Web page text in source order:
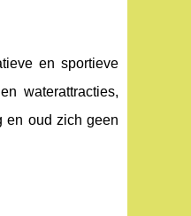
en sportieve
waterattracties,
en oud zich geen